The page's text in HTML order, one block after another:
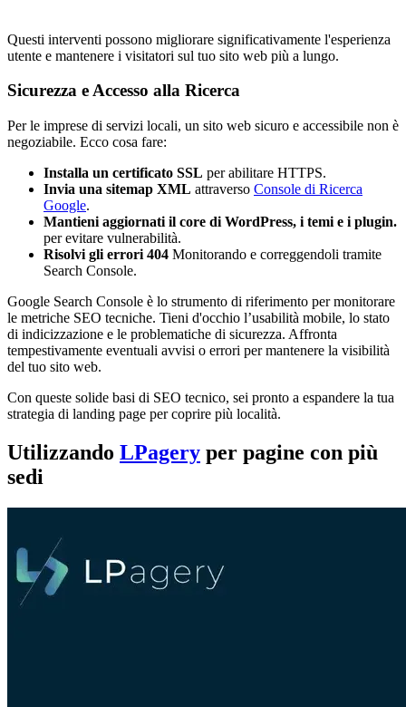
Questi interventi possono migliorare significativamente l'esperienza
utente e mantenere i visitatori sul tuo sito web più a lungo.
Sicurezza e Accesso alla Ricerca
Per le imprese di servizi locali, un sito web sicuro e accessibile non è
negoziabile. Ecco cosa fare:
Installa un certificato SSL per abilitare HTTPS.
Invia una sitemap XML attraverso Console di Ricerca
Google.
Mantieni aggiornati il core di WordPress, i temi e i plugin.
per evitare vulnerabilità.
Risolvi gli errori 404 Monitorando e correggendoli tramite
Search Console.
Google Search Console è lo strumento di riferimento per monitorare
le metriche SEO tecniche. Tieni d'occhio l’usabilità mobile, lo stato
di indicizzazione e le problematiche di sicurezza. Affronta
tempestivamente eventuali avvisi o errori per mantenere la visibilità
del tuo sito web.
Con queste solide basi di SEO tecnico, sei pronto a espandere la tua
strategia di landing page per coprire più località.
Utilizzando LPagery per pagine con più
sedi